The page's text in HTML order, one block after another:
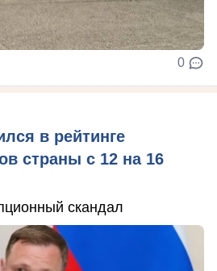
0
в рейтинге
страны с 12 на 16
скандал